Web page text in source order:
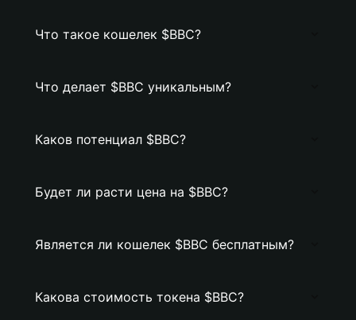
Что такое кошелек $BBC?
Что делает $BBC уникальным?
Каков потенциал $BBC?
Будет ли расти цена на $BBC?
Является ли кошелек $BBC бесплатным?
Какова стоимость токена $BBC?